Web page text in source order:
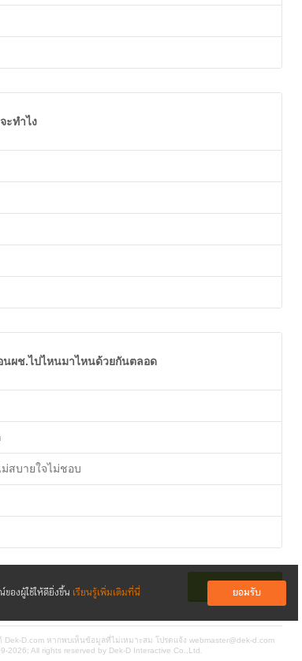
ของผู้ใช้ให้ดียิ่งขึ้น เรียนรู้เพิ่มเติมที่นี่ ยอมรับ
ะทำไง
นผช.ไปไหนมาไหนด้วยกันตลอด
สบายใจไม่ชอบ
ส่งคำตอบ
D.com หากพบเห็นข้อมูลที่ไม่เหมาะสม โปรดแจ้ง webmaster@dek-d.com
2026; All rights reserved by Dek-D Interactive Co.,Ltd.